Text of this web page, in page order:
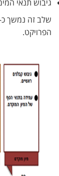
גיבוש תנאי
הפרויקט.